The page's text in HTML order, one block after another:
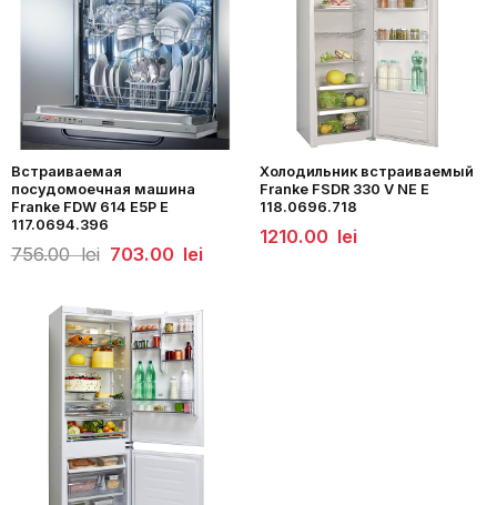
Встраиваемая
посудомоечная машина
Franke FDW 614 E5P E
117.0694.396
756.00lei Первоначальная
цена
703.00 leiТекущая
цена:
Холодильник встраиваемый
Franke FSDR 330 V NE E
118.0696.718
1210.00 lei